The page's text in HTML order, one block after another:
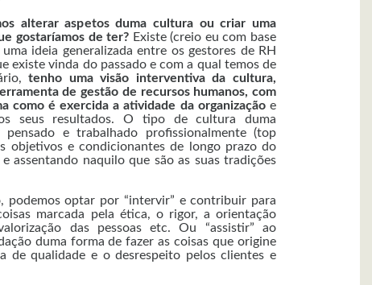
alterar aspetos duma cultura ou criar uma
gostaríamos de ter? Existe (creio eu com base
ideia generalizada entre os gestores de RH
existe vinda do passado e com a qual temos de
tenho uma visão interventiva da cultura,
de gestão de recursos humanos, com
como é exercida a atividade da organizaçãoe
seus resultados. O tipo de cultura duma
pensado e trabalhado profissionalmente (top
objetivos e condicionantes de longo prazo do
assentando naquilo que são as suas tradições
podemos optar por “intervir” e contribuir para
marcada pela ética, o rigor, a orientação
das pessoas etc. Ou “assistir” ao
duma forma de fazer as coisas que origine
de qualidade e o desrespeito pelos clientes e